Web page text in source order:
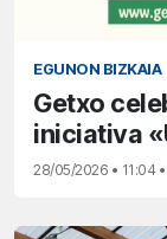
EGUNON BIZKAIA
Getxo
iniciativa
28/05/2026 • 11:04 •